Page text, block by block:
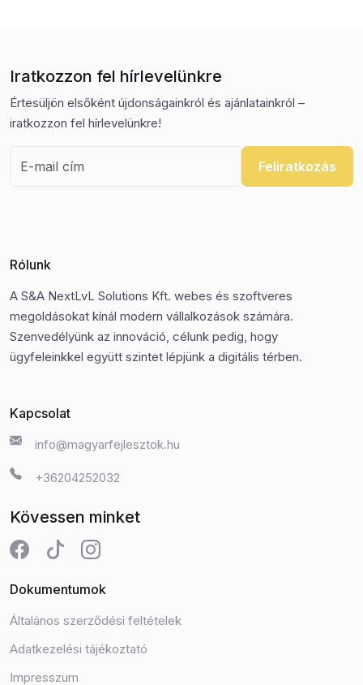
Iratkozzon fel hírlevelünkre
Értesüljön elsőként újdonságainkról és ajánlatainkról –
iratkozzon fel hírlevelünkre!
Feliratkozás
Rólunk
A S&A NextLvL Solutions Kft. webes és szoftveres
megoldásokat kínál modern vállalkozások számára.
Szenvedélyünk az innováció, célunk pedig, hogy
ügyfeleinkkel együtt szintet lépjünk a digitális térben.
Kapcsolat
info@magyarfejlesztok.hu
+36204252032
Kövessen minket
Dokumentumok
Általános szerződési feltételek
Adatkezelési tájékoztató
Impresszum